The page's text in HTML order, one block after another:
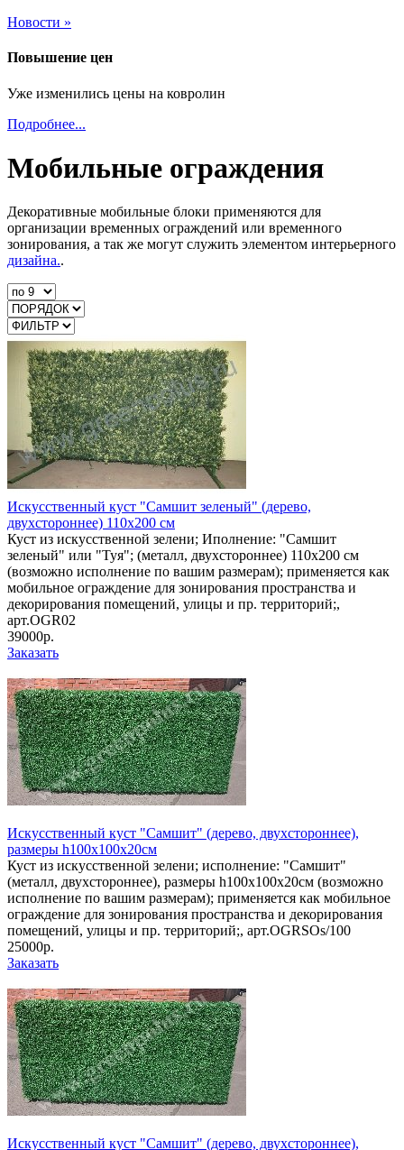
Новости »
Повышение цен
Уже изменились цены на ковролин
Подробнее...
Мобильные ограждения
Декоративные мобильные блоки применяются для
организации временных ограждений или временного
зонирования, а так же могут служить элементом интерьерного
дизайна..
Искусственный куст "Самшит зеленый" (дерево,
двухстороннее) 110х200 cм
Куст из искусственной зелени; Иполнение: "Самшит
зеленый" или "Туя"; (металл, двухстороннее) 110х200 cм
(возможно исполнение по вашим размерам); применяется как
мобильное ограждение для зонирования пространства и
декорирования помещений, улицы и пр. территорий;,
арт.OGR02
39000р.
Заказать
Искусственный куст "Самшит" (дерево, двухстороннее),
размеры h100х100х20см
Куст из искусственной зелени; исполнение: "Самшит"
(металл, двухстороннее), размеры h100х100х20см (возможно
исполнение по вашим размерам); применяется как мобильное
ограждение для зонирования пространства и декорирования
помещений, улицы и пр. территорий;, арт.OGRSOs/100
25000р.
Заказать
Искусственный куст "Самшит" (дерево, двухстороннее),